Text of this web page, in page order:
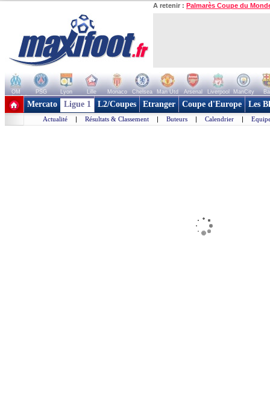
A retenir : Palmarès Coupe du
OM PSG Lyon Lille Monaco Chelsea Man Utd Arsenal Liverpool ManCity
+ de clubs
Mercato Ligue 1 L2/Coupes Etranger Coupe d'Europe Les
Actualité | Résultats & Classement | Buteurs | Calendrier |